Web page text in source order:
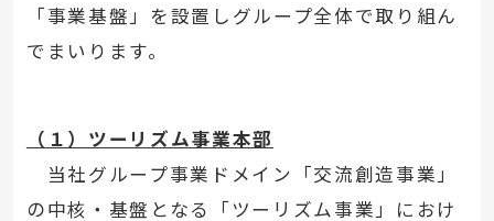
「事業基盤」を設置しグループ全体で取り組ん
でまいります。
（１）ツーリズム事業本部
当社グループ事業ドメイン「交流創造事業」
の中核・基盤となる「ツーリズム事業」におけ